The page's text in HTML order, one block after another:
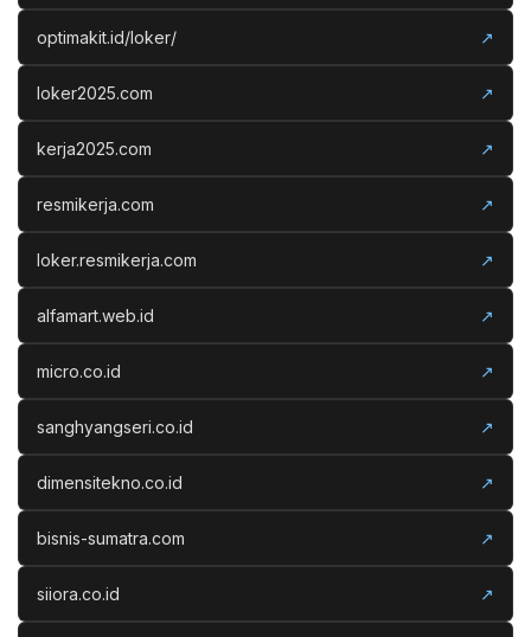
optimakit.id/loker/ ↗
loker2025.com ↗
kerja2025.com ↗
resmikerja.com ↗
loker.resmikerja.com ↗
alfamart.web.id ↗
micro.co.id ↗
sanghyangseri.co.id ↗
dimensitekno.co.id ↗
bisnis-sumatra.com ↗
siiora.co.id ↗